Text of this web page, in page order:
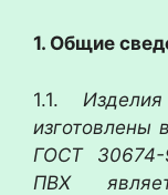
1. Общие
1.1.
изготовлены
ГОСТ
ПВХ